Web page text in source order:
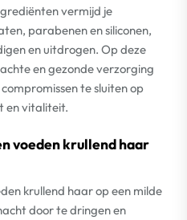
vermijd je
parabenen en siliconen,
en uitdrogen. Op deze
en gezonde verzorging
te sluiten op
en vitaliteit.
voeden krullend haar
krullend haar op een milde
door te dringen en